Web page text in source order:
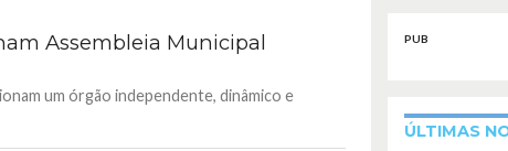
Assembleia Municipal
um órgão independente, dinâmico e
PUB
ÚLTIMAS